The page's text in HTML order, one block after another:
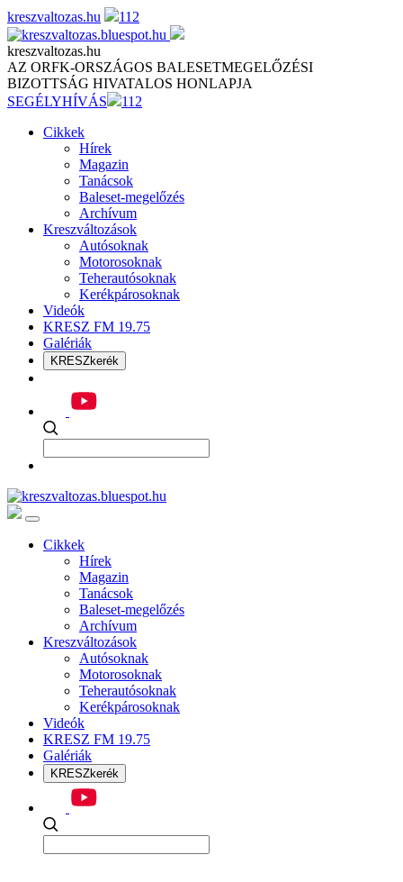
Skip
to
content
kreszvaltozas.hu 112
kreszvaltozas.hu
AZ ORFK-ORSZÁGOS BALESETMEGELŐZÉSI
BIZOTTSÁG HIVATALOS HONLAPJA
SEGÉLYHÍVÁS
112
Cikkek
Hírek
Magazin
Tanácsok
Baleset-megelőzés
Archívum
Kreszváltozások
Autósoknak
Motorosoknak
Teherautósoknak
Kerékpárosoknak
Videók
KRESZ FM 19.75
Galériák
KRESZkerék
Cikkek
Hírek
Magazin
Tanácsok
Baleset-megelőzés
Archívum
Kreszváltozások
Autósoknak
Motorosoknak
Teherautósoknak
Kerékpárosoknak
Videók
KRESZ FM 19.75
Galériák
KRESZkerék